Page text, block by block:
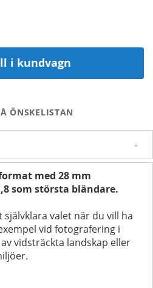
i kundvagn
ÖNSKELISTAN
med 28 mm
som största bländare.
valet när du vill ha
vid fotografering i
vidsträckta landskap eller